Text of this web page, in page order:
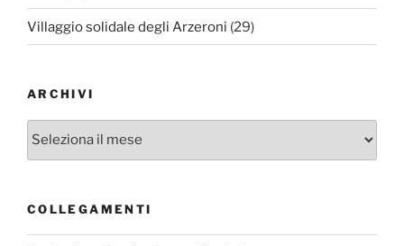
Villaggio solidale degli Arzeroni (29)
ARCHIVI
Archivi
COLLEGAMENTI